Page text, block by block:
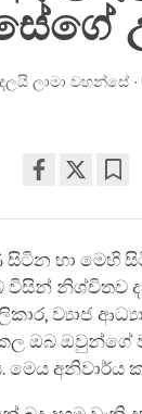
ලාමා වහන්සේ
on
facebook
සිටින හා මෙහි
විසින් නිශ්චිතව
ව්‍යාජ
ඔබ ඔවුන්ගේ
මෙය